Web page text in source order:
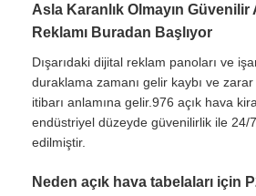
Ana Sayfa
Asla Karanlık Olmayın Güvenilir
Reklamı Buradan Başlıyor
Dışarıdaki dijital reklam panoları ve
duraklama zamanı gelir kaybı ve
itibarı anlamına gelir.976 açık hava
endüstriyel düzeyde güvenilirlik ile 24/
edilmiştir.
Neden açık hava tabelaları için